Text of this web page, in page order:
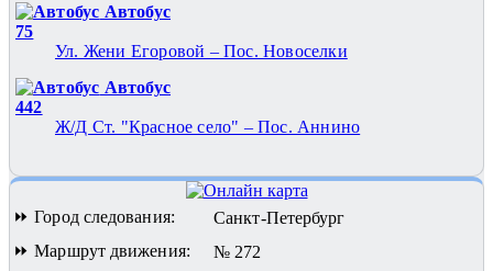
Автобус
75
Ул. Жени Егоровой – Пос. Новоселки
Автобус
442
Ж/Д Ст. "Красное село" – Пос. Аннино
⏩ Город следования:
Санкт-Петербург
⏩ Маршрут движения:
№ 272